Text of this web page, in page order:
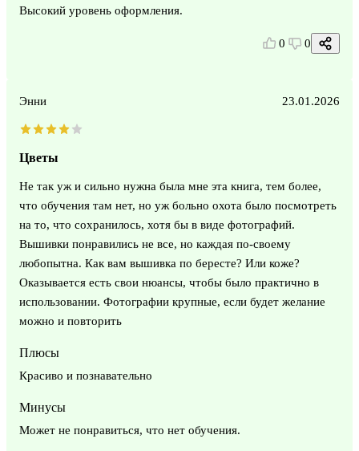
Высокий уровень оформления.
0 0
Энни 23.01.2026
Цветы
Не так уж и сильно нужна была мне эта книга, тем более,
что обучения там нет, но уж больно охота было посмотреть
на то, что сохранилось, хотя бы в виде фотографий.
Вышивки понравились не все, но каждая по-своему
любопытна. Как вам вышивка по бересте? Или коже?
Оказывается есть свои нюансы, чтобы было практично в
использовании. Фотографии крупные, если будет желание
можно и повторить
Плюсы
Красиво и познавательно
Минусы
Может не понравиться, что нет обучения.